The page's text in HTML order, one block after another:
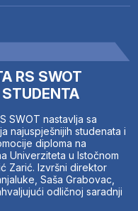
RS SWOT
SWOT nastavlja sa
najuspješnijih studenata i
diploma na
Univerziteta u Istočnom
Zarić. Izvršni direktor
Saša Grabovac,
odličnoj saradnji